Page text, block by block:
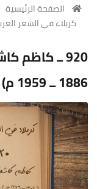
الصفحة الرئيسية
كربلاء في الشعر
1886 ــ 1959 م)